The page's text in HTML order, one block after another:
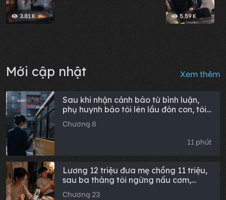
3.81 K 5.59 K
Mới cập nhật Xem thêm
Sau khi nhận cảnh báo từ bình luận,
phụ huynh bảo tôi lên lầu đón con, tôi
từ chối rồi
Chương 8
11 phút
Lương 12 triệu đưa mẹ chồng 11 triệu,
sau ba tháng tôi ngừng nấu cơm,
chồng liền phát điên
Chương 23